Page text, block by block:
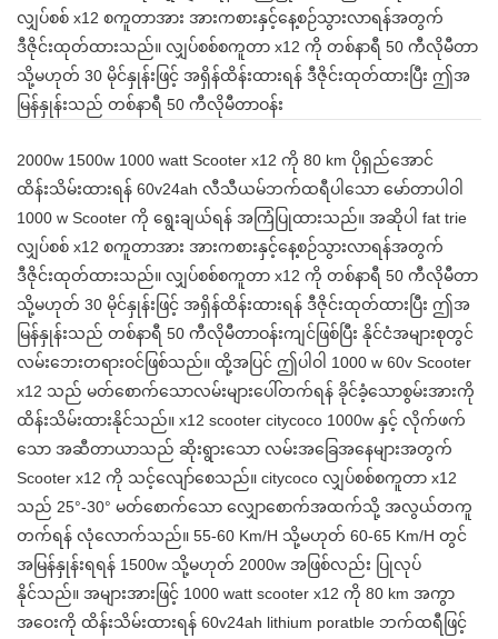
လျှပ်စစ် x12 စကူတာအား အားကစားနှင့်နေ့စဉ်သွားလာရန်အတွက်
ဒီဇိုင်းထုတ်ထားသည်။ လျှပ်စစ်စကူတာ x12 ကို တစ်နာရီ 50 ကီလိုမီတာ
သို့မဟုတ် 30 မိုင်နှုန်းဖြင့် အရှိန်ထိန်းထားရန် ဒီဇိုင်းထုတ်ထားပြီး ဤအ
မြန်နှုန်းသည် တစ်နာရီ 50 ကီလိုမီတာဝန်း
2000w 1500w 1000 watt Scooter x12 ကို 80 km ပိုရှည်အောင်
ထိန်းသိမ်းထားရန် 60v24ah လီသီယမ်ဘက်ထရီပါသော မော်တာပါဝါ
1000 w Scooter ကို ရွေးချယ်ရန် အကြံပြုထားသည်။ အဆိုပါ fat trie
လျှပ်စစ် x12 စကူတာအား အားကစားနှင့်နေ့စဉ်သွားလာရန်အတွက်
ဒီဇိုင်းထုတ်ထားသည်။ လျှပ်စစ်စကူတာ x12 ကို တစ်နာရီ 50 ကီလိုမီတာ
သို့မဟုတ် 30 မိုင်နှုန်းဖြင့် အရှိန်ထိန်းထားရန် ဒီဇိုင်းထုတ်ထားပြီး ဤအ
မြန်နှုန်းသည် တစ်နာရီ 50 ကီလိုမီတာဝန်းကျင်ဖြစ်ပြီး နိုင်ငံအများစုတွင်
လမ်းဘေးတရားဝင်ဖြစ်သည်။ ထို့အပြင် ဤပါဝါ 1000 w 60v Scooter
x12 သည် မတ်စောက်သောလမ်းများပေါ်တက်ရန် ခိုင်ခံ့သောစွမ်းအားကို
ထိန်းသိမ်းထားနိုင်သည်။ x12 scooter citycoco 1000w နှင့် လိုက်ဖက်
သော အဆီတာယာသည် ဆိုးရွားသော လမ်းအခြေအနေများအတွက်
Scooter x12 ကို သင့်လျော်စေသည်။ citycoco လျှပ်စစ်စကူတာ x12
သည် 25°-30° မတ်စောက်သော လျှောစောက်အထက်သို့ အလွယ်တကူ
တက်ရန် လုံလောက်သည်။ 55-60 Km/H သို့မဟုတ် 60-65 Km/H တွင်
အမြန်နှုန်းရရန် 1500w သို့မဟုတ် 2000w အဖြစ်လည်း ပြုလုပ်
နိုင်သည်။ အများအားဖြင့် 1000 watt scooter x12 ကို 80 km အကွာ
အဝေးကို ထိန်းသိမ်းထားရန် 60v24ah lithium poratble ဘက်ထရီဖြင့်